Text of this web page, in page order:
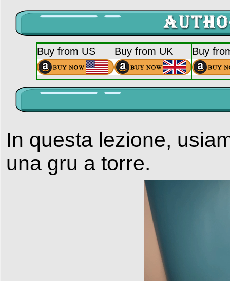
Buy from US Buy from UK Buy
In questa lezione,
una gru a torre.